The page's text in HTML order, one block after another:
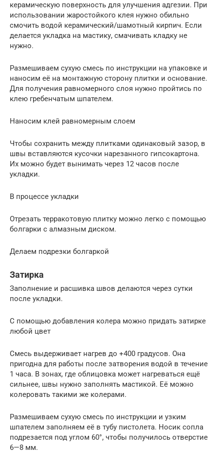
керамическую поверхность для улучшения адгезии. При
использовании жаростойкого клея нужно обильно
смочить водой керамический/шамотный кирпич. Если
делается укладка на мастику, смачивать кладку не
нужно.
Размешиваем сухую смесь по инструкции на упаковке и
наносим её на монтажную сторону плитки и основание.
Для получения равномерного слоя нужно пройтись по
клею гребенчатым шпателем.
Наносим клей равномерным слоем
Чтобы сохранить между плитками одинаковый зазор, в
швы вставляются кусочки нарезанного гипсокартона.
Их можно будет вынимать через 12 часов после
укладки.
В процессе укладки
Отрезать терракотовую плитку можно легко с помощью
болгарки с алмазным диском.
Делаем подрезки болгаркой
Затирка
Заполнение и расшивка швов делаются через сутки
после укладки.
С помощью добавления колера можно придать затирке
любой цвет
Смесь выдерживает нагрев до +400 градусов. Она
пригодна для работы после затворения водой в течение
1 часа. В зонах, где облицовка может нагреваться ещё
сильнее, швы нужно заполнять мастикой. Её можно
колеровать такими же колерами.
Размешиваем сухую смесь по инструкции и узким
шпателем заполняем её в тубу пистолета. Носик сопла
подрезается под углом 60°, чтобы получилось отверстие
6—8 мм.